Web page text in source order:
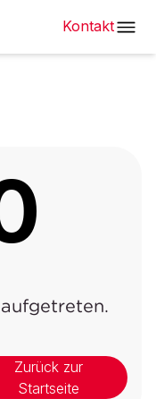
Kontakt
Zurück zur
Startseite